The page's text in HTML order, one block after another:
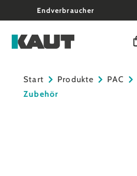
springenEndverbraucher
Start Produkte PAC
Zubehör